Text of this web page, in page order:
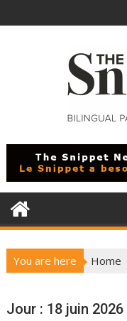
to
You are here Home
Jour : 18 juin 2026